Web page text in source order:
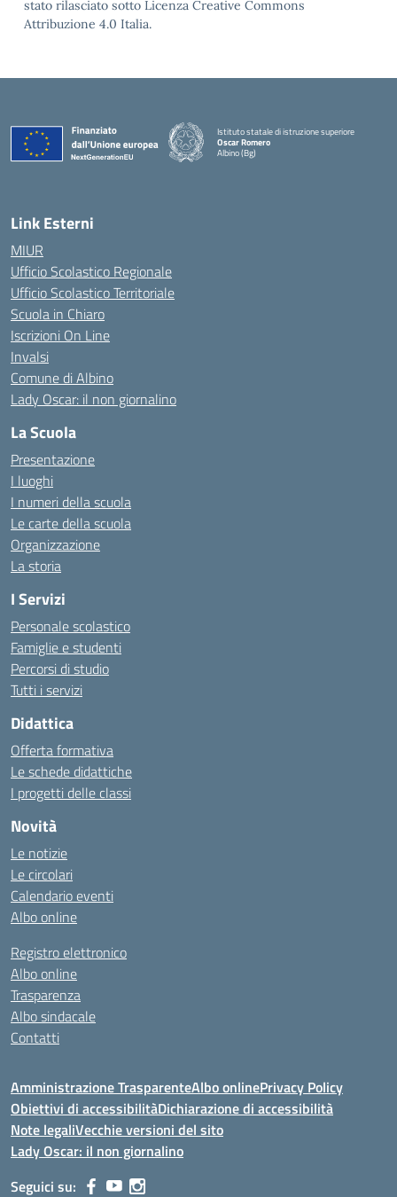
stato rilasciato sotto Licenza Creative Commons
Attribuzione 4.0 Italia.
Istituto statale di istruzione superiore
Oscar Romero
Albino (Bg)
Link Esterni
MIUR
Ufficio Scolastico Regionale
Ufficio Scolastico Territoriale
Scuola in Chiaro
Iscrizioni On Line
Invalsi
Comune di Albino
Lady Oscar: il non giornalino
La Scuola
Presentazione
I luoghi
I numeri della scuola
Le carte della scuola
Organizzazione
La storia
I Servizi
Personale scolastico
Famiglie e studenti
Percorsi di studio
Tutti i servizi
Didattica
Offerta formativa
Le schede didattiche
I progetti delle classi
Novità
Le notizie
Le circolari
Calendario eventi
Albo online
Registro elettronico
Albo online
Trasparenza
Albo sindacale
Contatti
Amministrazione TrasparenteAlbo onlinePrivacy Policy
Obiettivi di accessibilitàDichiarazione di accessibilità
Note legaliVecchie versioni del sito
Lady Oscar: il non giornalino
Seguici su: